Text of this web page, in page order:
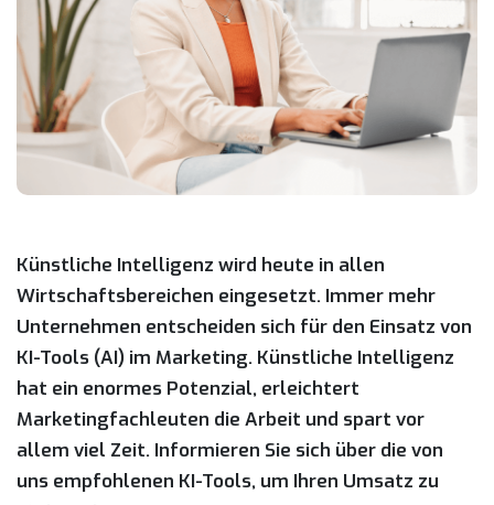
Künstliche Intelligenz wird heute in allen
Wirtschaftsbereichen eingesetzt. Immer mehr
Unternehmen entscheiden sich für den Einsatz von
KI-Tools (AI) im Marketing. Künstliche Intelligenz
hat ein enormes Potenzial, erleichtert
Marketingfachleuten die Arbeit und spart vor
allem viel Zeit. Informieren Sie sich über die von
uns empfohlenen KI-Tools, um Ihren Umsatz zu